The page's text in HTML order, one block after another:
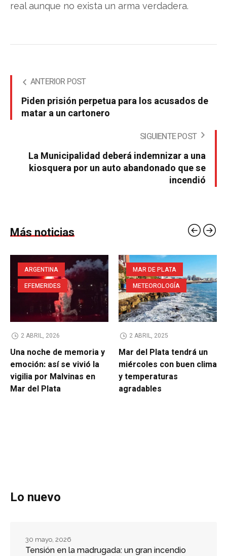
real aunque no exista un arma verdadera.
ANTERIOR POST
Piden prisión perpetua para los acusados de
matar a un cartonero
SIGUIENTE POST
La Municipalidad deberá indemnizar a una
kiosquera por un auto abandonado que se
incendió
Más noticias
ARGENTINA
EFEMERIDES
2 ABRIL, 2026
Una noche de memoria y
emoción: así se vivió la
vigilia por Malvinas en
Mar del Plata
MAR DE PLATA
METEOROLOGÍA
2 ABRIL, 2025
Mar del Plata tendrá un
miércoles con buen clima
y temperaturas
agradables
Lo nuevo
Tensión en la madrugada: un gran incendio
30 mayo, 2026